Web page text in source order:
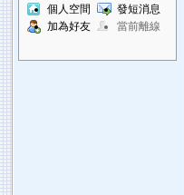
個人空間
發短消息
加為好友
當前離線